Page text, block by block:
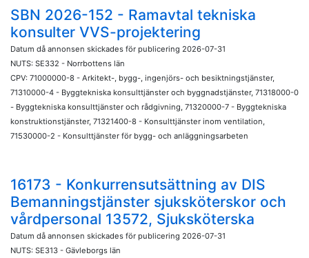
SBN 2026-152 - Ramavtal tekniska
konsulter VVS-projektering
Datum då annonsen skickades för publicering 2026-07-31
NUTS: SE332 - Norrbottens län
CPV: 71000000-8 - Arkitekt-, bygg-, ingenjörs- och besiktningstjänster,
71310000-4 - Byggtekniska konsulttjänster och byggnadstjänster, 71318000-0
- Byggtekniska konsulttjänster och rådgivning, 71320000-7 - Byggtekniska
konstruktionstjänster, 71321400-8 - Konsulttjänster inom ventilation,
71530000-2 - Konsulttjänster för bygg- och anläggningsarbeten
16173 - Konkurrensutsättning av DIS
Bemanningstjänster sjuksköterskor och
vårdpersonal 13572, Sjuksköterska
Datum då annonsen skickades för publicering 2026-07-31
NUTS: SE313 - Gävleborgs län